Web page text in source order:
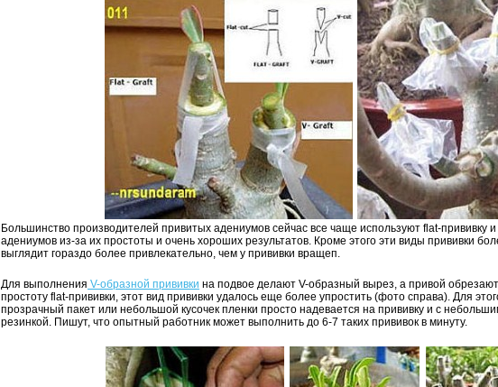
Большинство производителей привитых адениумов сейчас все чаще используют flat-прививку
адениумов из-за их простоты и очень хороших результатов. Кроме этого эти виды прививки
выглядит гораздо более привлекательно, чем у прививки вращеп.
Для выполнения V-образной прививки на подвое делают V-образный вырез, а привой
простоту flat-прививки, этот вид прививки удалось еще более упростить (фото справа). Для
прозрачный пакет или небольшой кусочек пленки просто надевается на прививку и с
резинкой. Пишут, что опытный работник может выполнить до 6-7 таких прививок в минуту.